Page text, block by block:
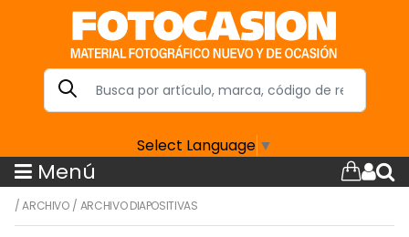
Select Language ▼
Menú
/ARCHIVO/ ARCHIVO DIAPOSITIVAS